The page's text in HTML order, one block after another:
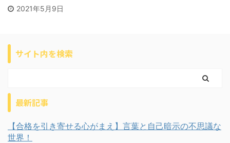
2021年5月9日
サイト内を検索
最新記事
【合格を引き寄せる心がまえ】言葉と自己暗示の不思議な
世界！